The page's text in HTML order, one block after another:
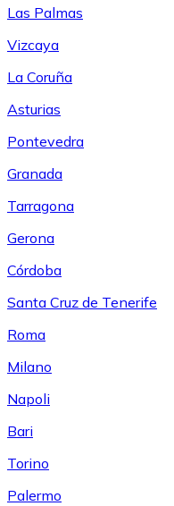
Las Palmas
Vizcaya
La Coruña
Asturias
Pontevedra
Granada
Tarragona
Gerona
Córdoba
Santa Cruz de Tenerife
Roma
Milano
Napoli
Bari
Torino
Palermo